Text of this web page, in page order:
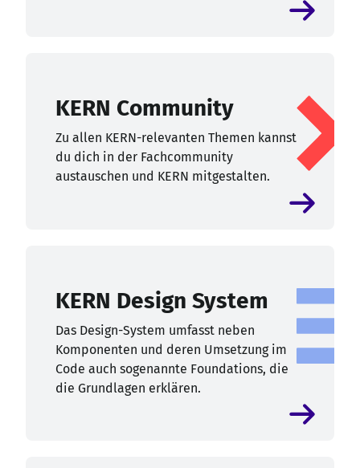
KERN Community
Zu allen KERN-relevanten Themen kannst
du dich in der Fachcommunity
austauschen und KERN mitgestalten.
KERN Design System
Das Design-System umfasst neben
Komponenten und deren Umsetzung im
Code auch sogenannte Foundations, die
die Grundlagen erklären.